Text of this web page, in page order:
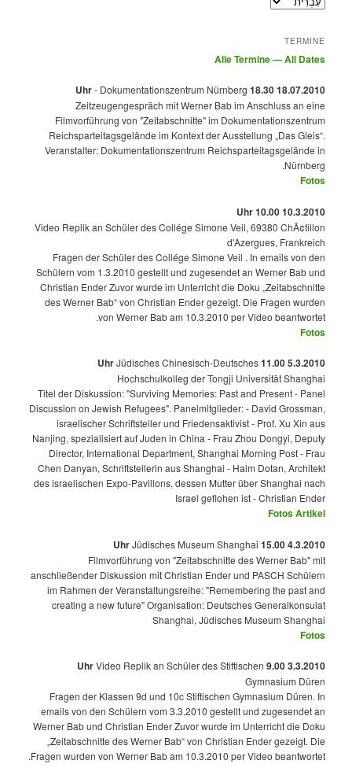
TERMINE
Alle Termine — All Dates
18.07.2010 18.30 Uhr
- Dokumentationszentrum Nürnberg
Zeitzeugengespräch mit Werner Bab im Anschluss an eine
Filmvorführung von "Zeitabschnitte" im Dokumentationszentrum
Reichsparteitagsgelände im Kontext der Ausstellung „Das Gleis“.
Veranstalter: Dokumentationszentrum Reichsparteitagsgelände in
Nürnberg.
Fotos
10.3.2010 10.00 Uhr
Video Replik an Schüler des Collége Simone Veil, 69380 ChÃ¢tillon
d'Azergues, Frankreich
Fragen der Schüler des Collége Simone Veil . In emails von den
Schülern vom 1.3.2010 gestellt und zugesendet an Werner Bab und
Christian Ender Zuvor wurde im Unterricht die Doku „Zeitabschnitte
des Werner Bab“ von Christian Ender gezeigt. Die Fragen wurden
von Werner Bab am 10.3.2010 per Video beantwortet.
Fotos
5.3.2010 11.00 Uhr
Jüdisches Chinesisch-Deutsches
Hochschulkolleg der Tongji Universität Shanghai
Titel der Diskussion: "Surviving Memories: Past and Present - Panel
Discussion on Jewish Refugees". Panelmitglieder: - David Grossman,
israelischer Schriftsteller und Friedensaktivist - Prof. Xu Xin aus
Nanjing, spezialisiert auf Juden in China - Frau Zhou Dongyi, Deputy
Director, International Department, Shanghai Morning Post - Frau
Chen Danyan, Schriftstellerin aus Shanghai - Haim Dotan, Architekt
des israelischen Expo-Pavillons, dessen Mutter über Shanghai nach
Israel geflohen ist - Christian Ender
FotosArtikel
4.3.2010 15.00 Uhr
Jüdisches Museum Shanghai
Filmvorführung von "Zeitabschnitte des Werner Bab" mit
anschließender Diskussion mit Christian Ender und PASCH Schülern
im Rahmen der Veranstaltungsreihe: "Remembering the past and
creating a new future" Organisation: Deutsches Generalkonsulat
Shanghai, Jüdisches Museum Shanghai
Fotos
3.3.2010 9.00 Uhr
Video Replik an Schüler des Stiftischen
Gymnasium Düren
Fragen der Klassen 9d und 10c Stiftischen Gymnasium Düren. In
emails von den Schülern vom 3.3.2010 gestellt und zugesendet an
Werner Bab und Christian Ender Zuvor wurde im Unterricht die Doku
„Zeitabschnitte des Werner Bab“ von Christian Ender gezeigt. Die
Fragen wurden von Werner Bab am 10.3.2010 per Video beantwortet.